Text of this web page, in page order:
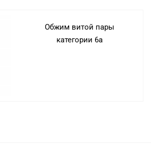
Обжим витой пары
категории 6а